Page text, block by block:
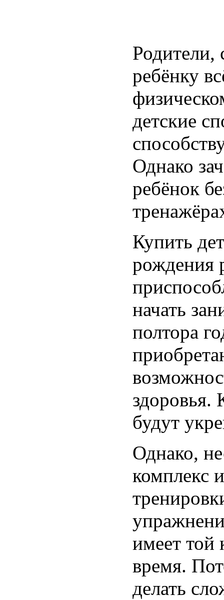
Родители,
ребёнку
детские
Однако
ребёнок
Купить
рождения
начать
полтора
будут
Однако,
комплекс
имеет той
время.
делать